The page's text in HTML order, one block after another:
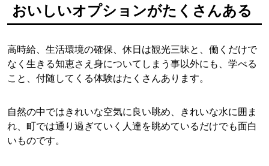
おいしいオプションがたくさんある
高時給、生活環境の確保、休日は観光三昧と、働くだけで
なく生きる知恵さえ身についてしまう事以外にも、学べる
こと、付随してくる体験はたくさんあります。
自然の中ではきれいな空気に良い眺め、きれいな水に囲ま
れ、町では通り過ぎていく人達を眺めているだけでも面白
いものです。